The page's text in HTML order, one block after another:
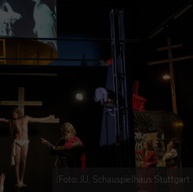
Foto: JU, Schauspielhaus Stuttgart